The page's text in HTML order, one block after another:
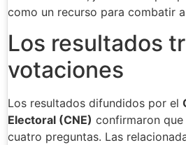
como un recurso para combatir
Los resultados
votaciones
Los resultados difundidos por el
Electoral (CNE) confirmaron que
cuatro preguntas. Las